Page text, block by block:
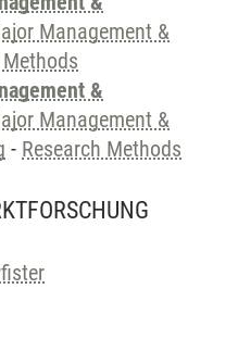
Management &
&
Management &
- Research Methods